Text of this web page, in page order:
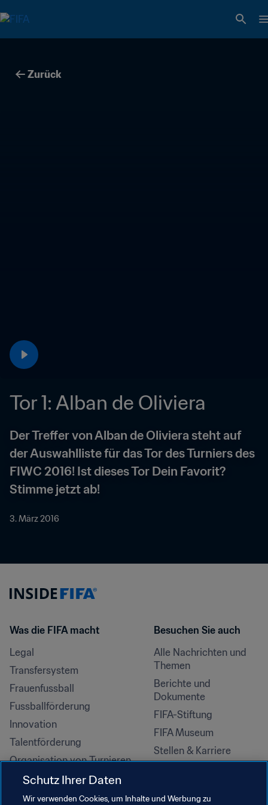
Zurück
Tor 1: Alban de Oliviera
Der Treffer von Alban de Oliviera steht auf
der Auswahlliste für das Tor des Turniers des
FIWC 2016! Ist dieses Tor Dein Favorit?
Stimme jetzt ab!
3. März 2016
Was die FIFA macht
Legal
Transfersystem
Frauenfussball
Fussballförderung
Innovation
Talentförderung
Organisation von Turnieren
Nachhaltigkeit
Menschenrechte und
Besuchen Sie auch
Alle Nachrichten und
Themen
Berichte und
Dokumente
FIFA-Stiftung
FIFA Museum
Stellen & Karriere
Schutz Ihrer Daten
Wir verwenden Cookies, um Inhalte und Werbung zu